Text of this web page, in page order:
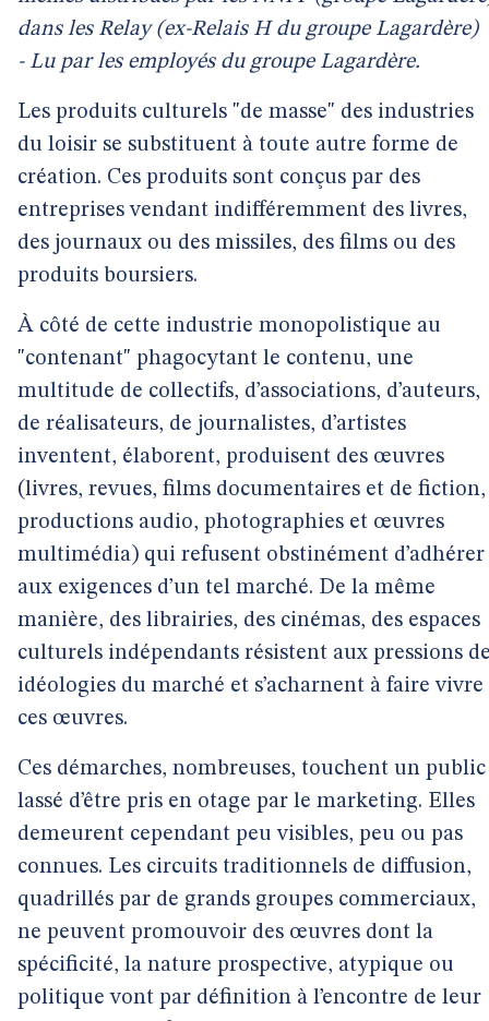
dans les Relay (ex-Relais H du groupe Lagardère)
- Lu par les employés du groupe Lagardère.
Les produits culturels "de masse" des industries
du loisir se substituent à toute autre forme de
création. Ces produits sont conçus par des
entreprises vendant indifféremment des livres,
des journaux ou des missiles, des films ou des
produits boursiers.
À côté de cette industrie monopolistique au
"contenant" phagocytant le contenu, une
multitude de collectifs, d’associations, d’auteurs,
de réalisateurs, de journalistes, d’artistes
inventent, élaborent, produisent des œuvres
(livres, revues, films documentaires et de fiction,
productions audio, photographies et œuvres
multimédia) qui refusent obstinément d’adhérer
aux exigences d’un tel marché. De la même
manière, des librairies, des cinémas, des espaces
culturels indépendants résistent aux pressions
idéologies du marché et s’acharnent à faire vivre
ces œuvres.
Ces démarches, nombreuses, touchent un public
lassé d’être pris en otage par le marketing. Elles
demeurent cependant peu visibles, peu ou pas
connues. Les circuits traditionnels de diffusion,
quadrillés par de grands groupes commerciaux,
ne peuvent promouvoir des œuvres dont la
spécificité, la nature prospective, atypique ou
politique vont par définition à l’encontre de leur